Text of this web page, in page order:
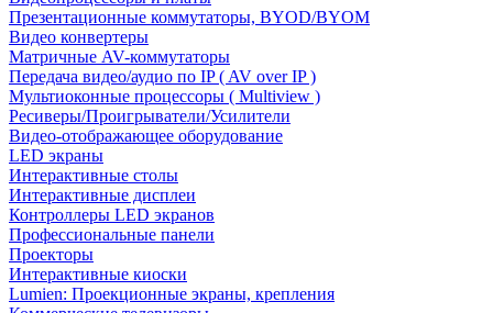
Презентационные коммутаторы, BYOD/BYOM
Видео конвертеры
Матричные AV-коммутаторы
Передача видео/аудио по IP ( AV over IP )
Мультиоконные процессоры ( Multiview )
Ресиверы/Проигрыватели/Усилители
Видео-отображающее оборудование
LED экраны
Интерактивные столы
Интерактивные дисплеи
Контроллеры LED экранов
Профессиональные панели
Проекторы
Интерактивные киоски
Lumien: Проекционные экраны, крепления